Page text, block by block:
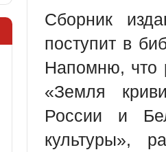
Сборник
поступит в
Напомню, что
«Земля
России и
культуры»,